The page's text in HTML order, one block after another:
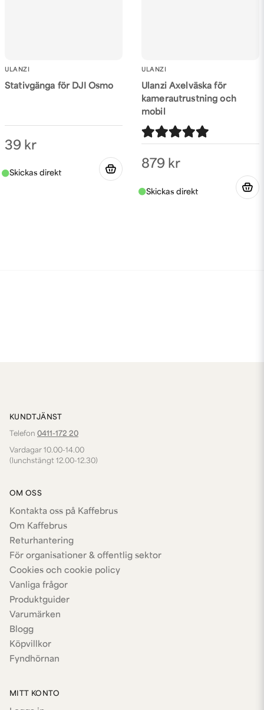
ULANZI
Stativgänga för DJI Osmo
39 kr
ULANZI
Ulanzi Axelväska för
kamerautrustning och
mobil
879 kr
KUNDTJÄNST
Telefon 0411-172 20
Vardagar 10.00-14.00
(lunchstängt 12.00-12.30)
OM OSS
Kontakta oss på Kaffebrus
Om Kaffebrus
Returhantering
För organisationer & offentlig sektor
Cookies och cookie policy
Vanliga frågor
Produktguider
Varumärken
Blogg
Köpvillkor
Fyndhörnan
MITT KONTO